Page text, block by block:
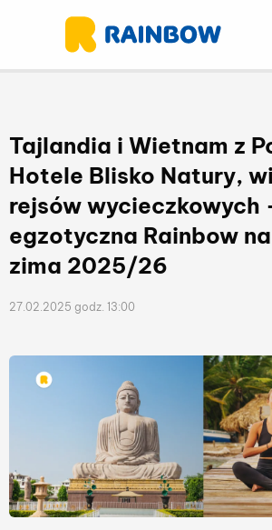
Tajlandia i Wietnam z
Hotele Blisko Natury,
rejsów wycieczkowych
egzotyczna Rainbow
zima 2025/26
27.02.2025 godz. 13:00